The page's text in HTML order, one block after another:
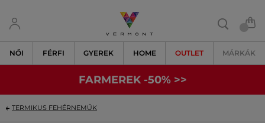
NŐI FÉRFI GYEREK HOME OUTLET MÁRKÁK
FARMEREK -50% >>
TERMIKUS FEHÉRNEMŰK